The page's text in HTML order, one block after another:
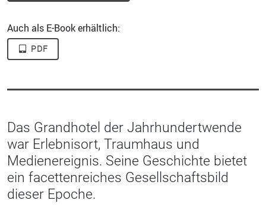
Auch als E-Book erhältlich:
PDF
Das Grandhotel der Jahrhundertwende
war Erlebnisort, Traumhaus und
Medienereignis. Seine Geschichte bietet
ein facettenreiches Gesellschaftsbild
dieser Epoche.